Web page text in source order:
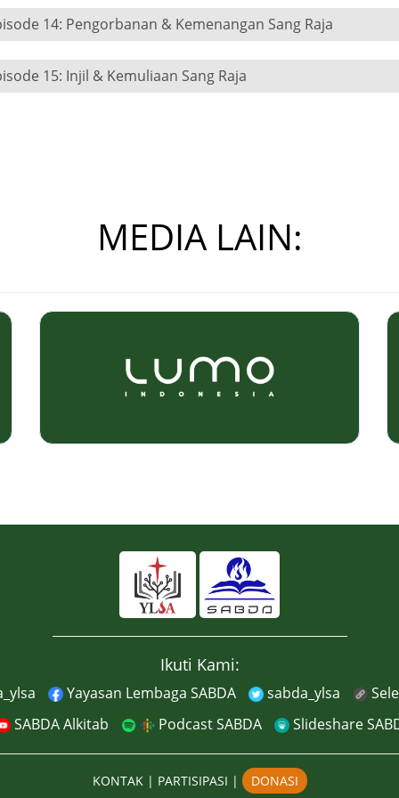
14: Pengorbanan & Kemenangan Sang Raja
15: Injil & Kemuliaan Sang Raja
MEDIA LAIN:
Ikuti Kami:
Yayasan Lembaga SABDA sabda_ylsa
SABDA Alkitab
Podcast SABDA Slideshare
KONTAK | PARTISIPASI | DONASI